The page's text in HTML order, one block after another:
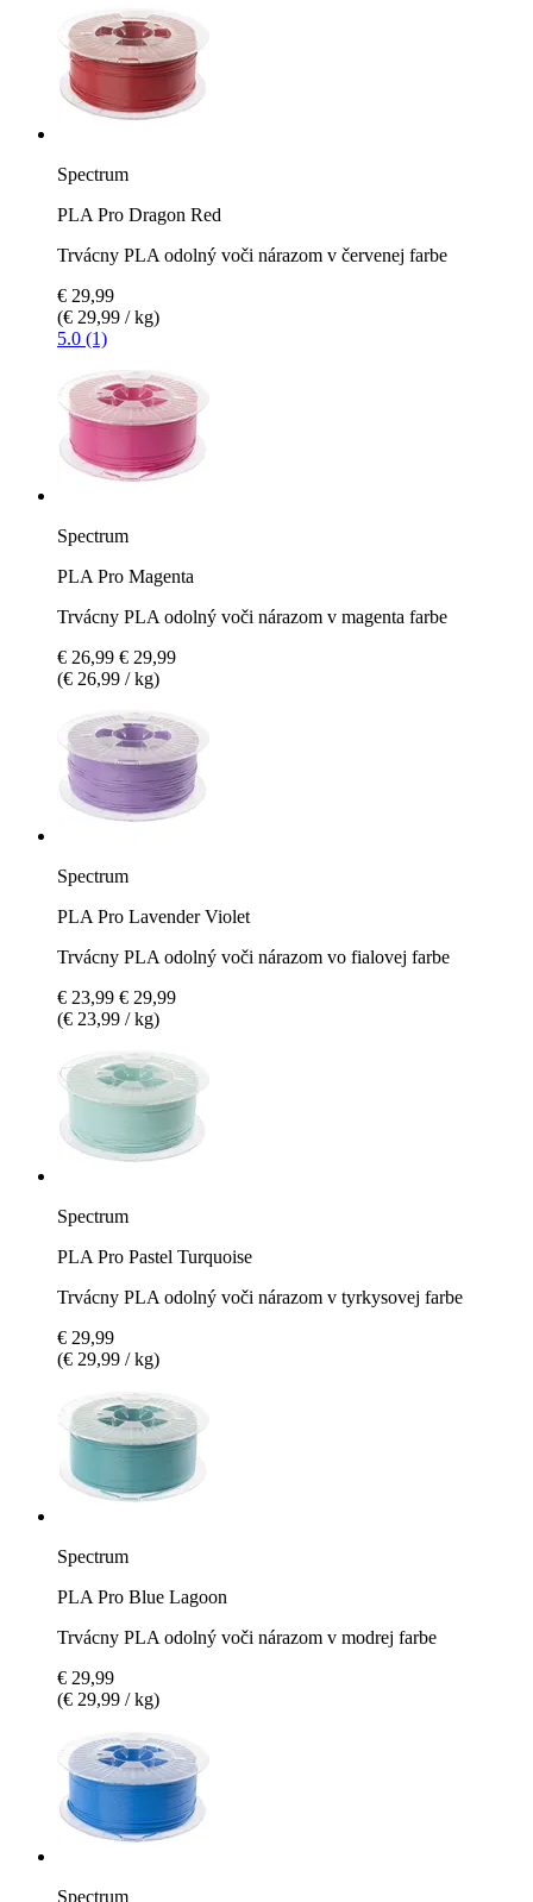
Spectrum
PLA Pro Dragon Red
Trvácny PLA odolný voči nárazom v červenej farbe
€ 29,99
(€ 29,99 / kg)
5.0 (1)
Spectrum
PLA Pro Magenta
Trvácny PLA odolný voči nárazom v magenta farbe
€ 26,99 € 29,99
(€ 26,99 / kg)
Spectrum
PLA Pro Lavender Violet
Trvácny PLA odolný voči nárazom vo fialovej farbe
€ 23,99 € 29,99
(€ 23,99 / kg)
Spectrum
PLA Pro Pastel Turquoise
Trvácny PLA odolný voči nárazom v tyrkysovej farbe
€ 29,99
(€ 29,99 / kg)
Spectrum
PLA Pro Blue Lagoon
Trvácny PLA odolný voči nárazom v modrej farbe
€ 29,99
(€ 29,99 / kg)
Spectrum